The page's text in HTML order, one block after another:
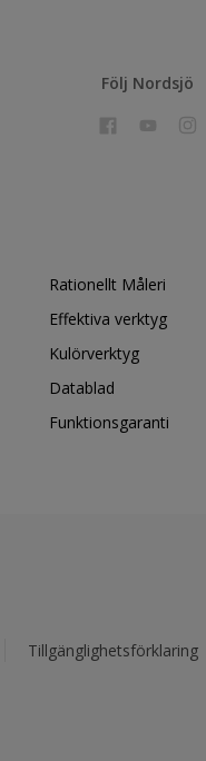
Följ Nordsjö
Rationellt Måleri
Effektiva verktyg
Kulörverktyg
Datablad
Funktionsgaranti
Tillgänglighetsförklaring